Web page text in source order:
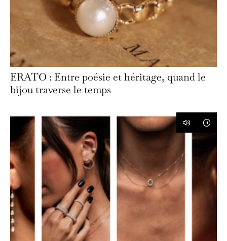
ERATO : Entre poésie et héritage, quand le
bijou traverse le temps